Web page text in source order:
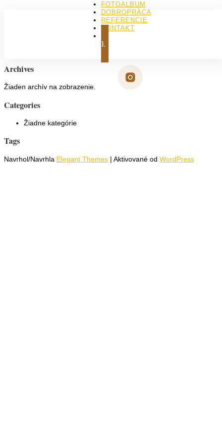
FOTOALBUM
DOBROPRÁCA
REFERENCIE
KONTAKT
Neboli nájdené žiadne výsledky
Požadovaná stránka nebola nájdená. Skúste spresniť vaše
Archives
Žiaden archív na zobrazenie.
Categories
Žiadne kategórie
Tags
Navrhol/Navrhla Elegant Themes | Aktivované od WordPress